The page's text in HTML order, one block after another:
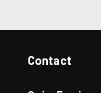
Contact